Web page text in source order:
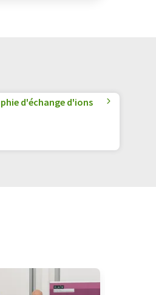
d'échange d'ions